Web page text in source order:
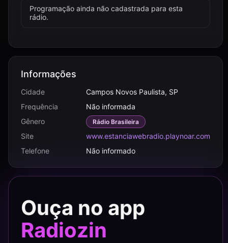
Programação ainda não cadastrada para esta
rádio.
Informações
Cidade
Campos Novos Paulista, SP
Frequência
Não informada
Gênero
Rádio Brasileira
Site
www.estanciawebradio.playnoar.com
Telefone
Não informado
Ouça no app
Radiozin